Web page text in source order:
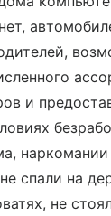
и
спали на
не